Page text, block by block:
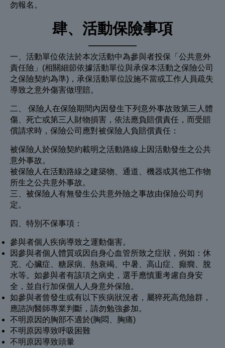
勿報名。
肆、活動保險事項
一、活動單位依法於本次活動中為參與者投保「公共意外
責任險」(相關細節依據活動單位與承保本活動之保險公司
之保險契約為準)，承保活動單位設施不當或工作人員疏失
導致之意外傷害做理賠。
二、 保險人在保險期間內因發生下列意外事故致第三人體
傷、死亡或第三人財物損害，依法應負賠償責任，而受賠
償請求時，保險公司應對被保險人負賠償責任：
被保險人於保險契約載明之活動路線上因活動發生之公共
意外事故。
被保險人在活動路線之建築物、通道、機器或其他工作物
所生之公共意外事故。
三、被保險人有無發生公共意外險之事故由保險公司判
定。
四、特別不保事項：
參與者個人疾病導致之運動傷害。
因參與者個人體質或因自身心血管所致之症狀，例如：休
克、心臟症、糖尿病、熱衰竭、中暑、高山症、癲癇、脫
水等。如參與者有該項之病史，選手應慎重考慮自身安
全，並自行加保個人人身意外保險。
如參與者曾發生或有以下疾病狀況者，屬猝死高危險群，
應諮詢醫師專業判斷，請勿勉強參加。
不明原因的胸部不適於(胸悶、胸痛)
不明原因導致呼吸困難
不明原因導致頭暈